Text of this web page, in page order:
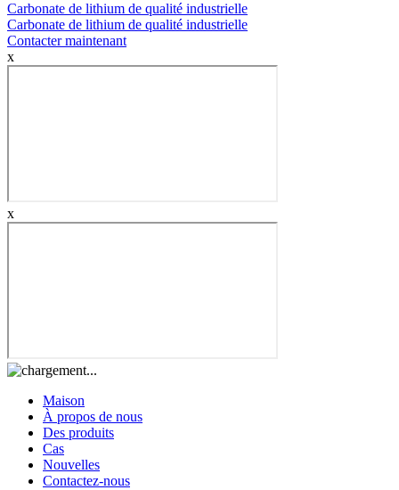
Carbonate de lithium de qualité industrielle
Carbonate de lithium de qualité industrielle
Contacter maintenant
x
x
Maison
À propos de nous
Des produits
Cas
Nouvelles
Contactez-nous